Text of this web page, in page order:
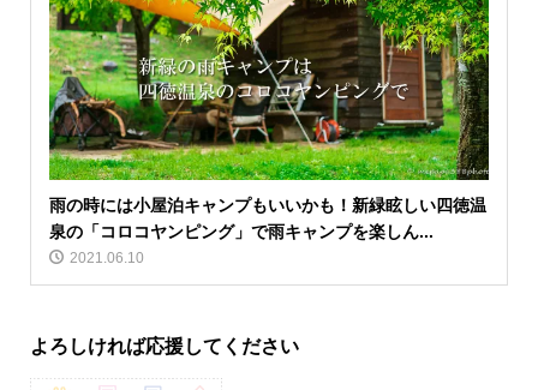
雨の時には小屋泊キャンプもいいかも！新緑眩しい四徳温
泉の「コロコヤンピング」で雨キャンプを楽しん...
2021.06.10
よろしければ応援してください